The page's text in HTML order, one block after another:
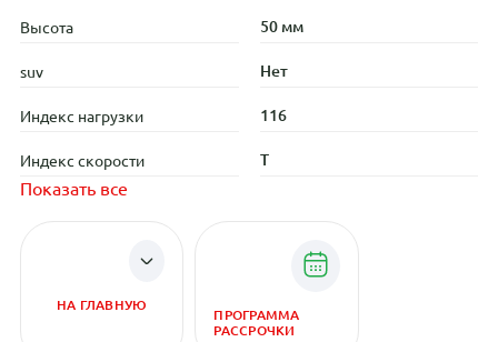
Высота 50 мм
suv Нет
Индекс нагрузки 116
Индекс скорости T
Показать все
НА ГЛАВНУЮ
ПРОГРАММА
РАССРОЧКИ